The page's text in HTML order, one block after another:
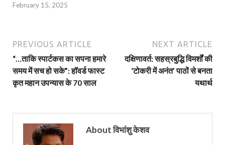
February 15, 2025
PREVIOUS ARTICLE
“…ताकि स्‍पार्टकस का सपना हमारे
समय में सच हो सके”: हॉवर्ड फास्ट
कृत महान उपन्यास के 70 साल
NEXT ARTICLE
दक्षिणावर्त: सहस्रबुद्धि विमर्शों की
‘टोकरी में अनंत’ पाठों से बनता
यथार्थ
About विभांशु केशव